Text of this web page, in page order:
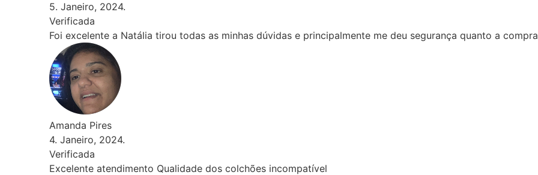
5. Janeiro, 2024.
Verificada
Foi excelente a Natália tirou todas as minhas dúvidas e principalmente me deu segurança quanto a compra a
Amanda Pires
4. Janeiro, 2024.
Verificada
Excelente atendimento Qualidade dos colchões incompatível